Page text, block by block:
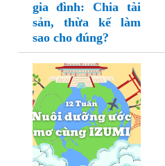
gia đình: Chia tài
sản, thừa kế làm
sao cho đúng?